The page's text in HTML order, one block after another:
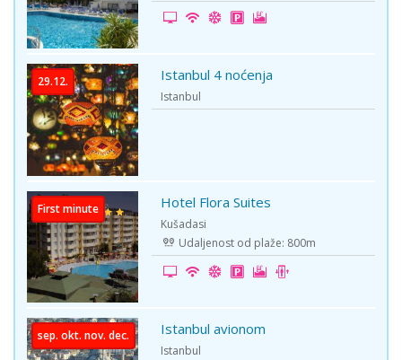
29.12. Istanbul 4 noćenja
Istanbul
First minute Hotel Flora Suites
Kušadasi
Udaljenost od plaže: 800m
sep. okt. nov. dec. Istanbul avionom
Istanbul